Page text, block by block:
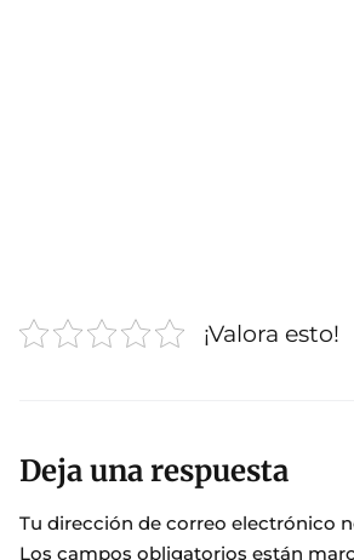
¡Valora esto!
Deja una respuesta
Tu dirección de correo electrónico
Los campos obligatorios están